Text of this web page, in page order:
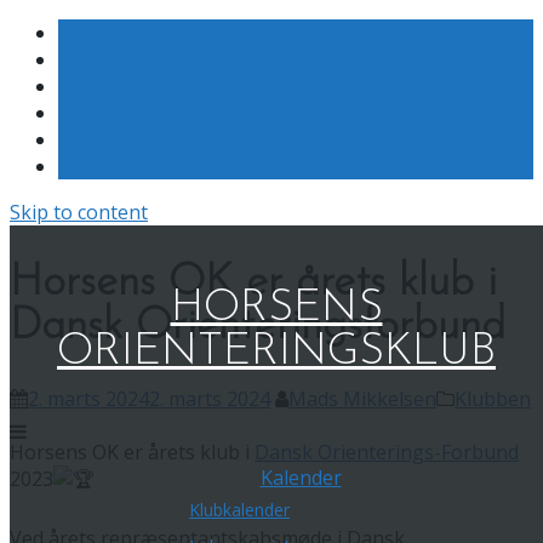
Skip to content
HORSENS
ORIENTERINGSKLUB
Kalender
Klubkalender
Horsens OK er årets klub i
Dansk Orienteringsforbund